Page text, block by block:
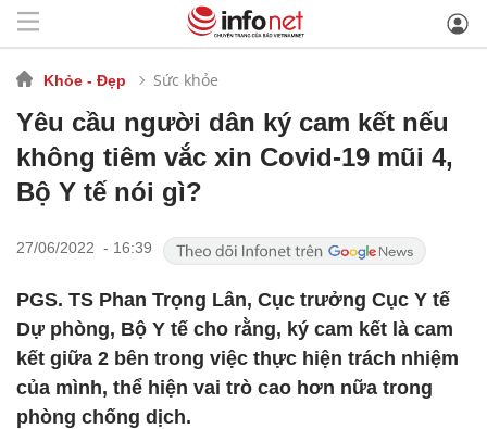
Khỏe - Đẹp Sức khỏe
Yêu cầu người dân ký cam kết nếu
không tiêm vắc xin Covid-19 mũi 4,
Bộ Y tế nói gì?
27/06/2022 - 16:39
PGS. TS Phan Trọng Lân, Cục trưởng Cục Y tế
Dự phòng, Bộ Y tế cho rằng, ký cam kết là cam
kết giữa 2 bên trong việc thực hiện trách nhiệm
của mình, thể hiện vai trò cao hơn nữa trong
phòng chống dịch.